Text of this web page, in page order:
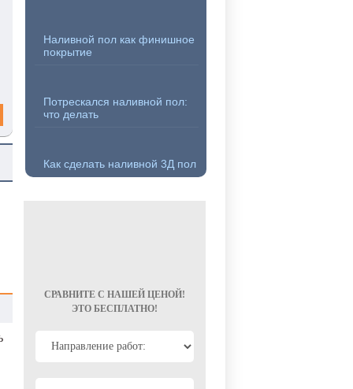
Наливной пол как финишное
покрытие
Потрескался наливной пол:
что делать
Как сделать наливной 3Д пол
СРАВНИТЕ С НАШЕЙ ЦЕНОЙ!
ЭТО БЕСПЛАТНО!